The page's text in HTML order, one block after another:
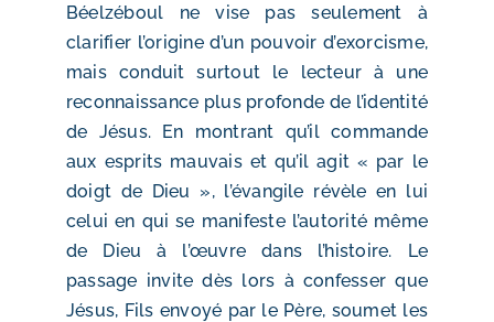
Béelzéboul ne vise pas seulement à
clarifier l’origine d’un pouvoir d’exorcisme,
mais conduit surtout le lecteur à une
reconnaissance plus profonde de l’identité
de Jésus. En montrant qu’il commande
aux esprits mauvais et qu’il agit « par le
doigt de Dieu », l’évangile révèle en lui
celui en qui se manifeste l’autorité même
de Dieu à l’œuvre dans l’histoire. Le
passage invite dès lors à confesser que
Jésus, Fils envoyé par le Père, soumet les